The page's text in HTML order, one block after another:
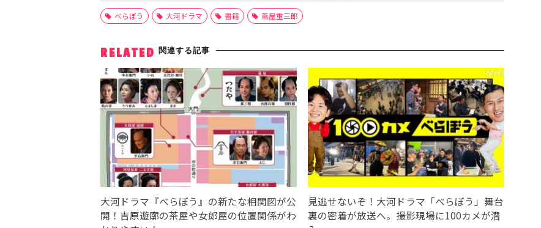
べらぼう 大河ドラマ 書籍 蔦屋重三郎
RELATED 関連する記事
大河ドラマ『べらぼう』の新たな相関図が公
開！吉原遊廓の茶屋や女郎屋の位置関係がわ
見逃せないぞ！大河ドラマ「べらぼう」舞台
裏の密着が放送へ。撮影現場に100カメが潜